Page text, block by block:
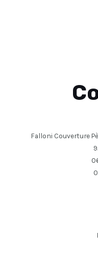
Falloni Couverture